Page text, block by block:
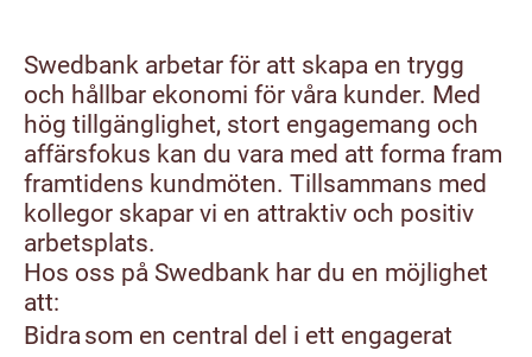
Swedbank arbetar för att skapa en trygg
och hållbar ekonomi för våra kunder. Med
hög tillgänglighet, stort engagemang och
affärsfokus kan du vara med att forma fram
framtidens kundmöten. Tillsammans med
kollegor skapar vi en attraktiv och positiv
arbetsplats.
Hos oss på Swedbank har du en möjlighet
att:
Bidra som en central del i ett engagerat